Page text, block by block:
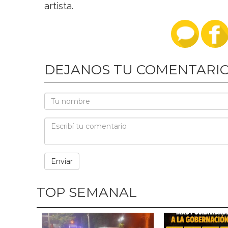
artista.
DEJANOS TU
TOP SEMANAL